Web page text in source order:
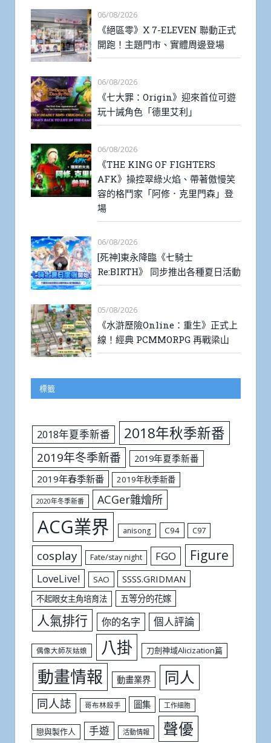
06/08/2026
《絕區零》X 7-ELEVEN 聯動正式
開跑！主題門市、實體周邊登場
06/08/2026
《七大罪：Origin》迎來首位可遊
玩十誡角色「德里艾利」
06/08/2026
《THE KING OF FIGHTERS
AFK》操控翠綠火焰、帶著傲慢笑
容的格鬥家「阿修．克里門森」登
場
06/08/2026
[死神]東永降臨《七騎士
Re:BIRTH》 同步推出各種夏日活動
05/08/2026
《水滸歷險Online：重生》正式上
線！經典 PCMMORPG 再戰梁山
標籤
2018年夏季新番 2018年秋季新番
2019年冬季新番
2019年夏季新番
2019年春季新番
2019年秋季新番
2020年冬季新番 ACGer雜燴所
ACG業界 anisong C94 C97
cosplay Fate/stay night FGO Figure
LoveLive! SAO SSSS.GRIDMAN
不起眼女主角培育法 五等分的花嫁
人氣排行 你的名字 個人評論
偶像大師灰姑娘 八掛 刀劍神域Alicization篇
動畫情報 動畫業界 同人
同人誌 哥布林殺手 圖集 工作細胞
戀與製作人 手遊 活動情報 聲優